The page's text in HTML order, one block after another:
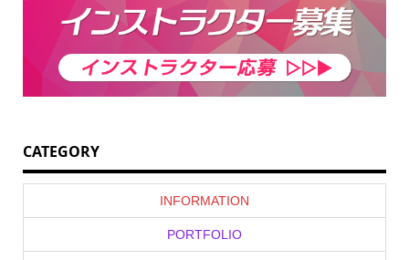
CATEGORY
INFORMATION
PORTFOLIO